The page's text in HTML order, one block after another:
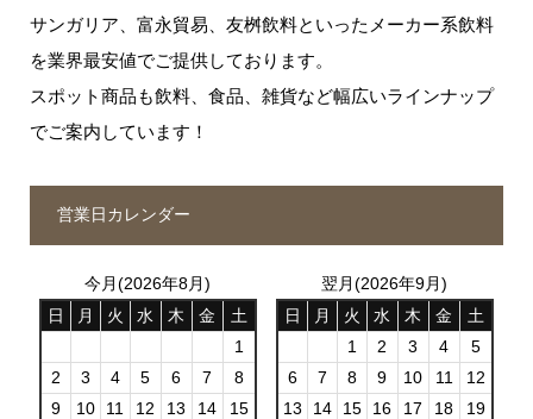
サンガリア、富永貿易、友桝飲料といったメーカー系飲料
を業界最安値でご提供しております。
スポット商品も飲料、食品、雑貨など幅広いラインナップ
でご案内しています！
営業日カレンダー
今月(2026年8月)
日
月 火 水 木 金
土
1
2
3 4 5 6 7
8
9
10 11 12 13 14
15
翌月(2026年9月)
日
月 火 水 木 金
土
1
2 3 4
5
6
7 8 9 10 11
12
13
14 15 16 17 18
19